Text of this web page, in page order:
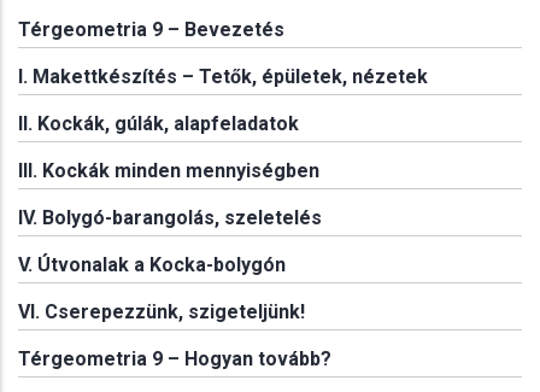
Térgeometria 9 – Bevezetés
I. Makettkészítés – Tetők, épületek, nézetek
II. Kockák, gúlák, alapfeladatok
III. Kockák minden mennyiségben
IV. Bolygó-barangolás, szeletelés
V. Útvonalak a Kocka-bolygón
VI. Cserepezzünk, szigeteljünk!
Térgeometria 9 – Hogyan tovább?